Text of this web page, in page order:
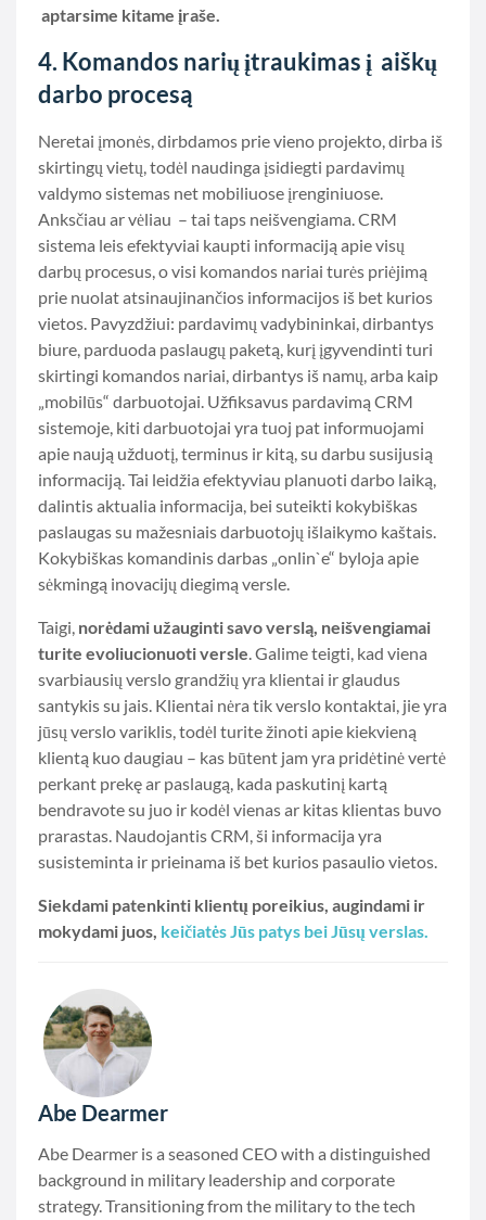
aptarsime kitame įraše.
4. Komandos narių įtraukimas į aiškų
darbo procesą
Neretai įmonės, dirbdamos prie vieno projekto, dirba iš
skirtingų vietų, todėl naudinga įsidiegti pardavimų
valdymo sistemas net mobiliuose įrenginiuose.
Anksčiau ar vėliau – tai taps neišvengiama. CRM
sistema leis efektyviai kaupti informaciją apie visų
darbų procesus, o visi komandos nariai turės priėjimą
prie nuolat atsinaujinančios informacijos iš bet kurios
vietos. Pavyzdžiui: pardavimų vadybininkai, dirbantys
biure, parduoda paslaugų paketą, kurį įgyvendinti turi
skirtingi komandos nariai, dirbantys iš namų, arba kaip
„mobilūs“ darbuotojai. Užfiksavus pardavimą CRM
sistemoje, kiti darbuotojai yra tuoj pat informuojami
apie naują užduotį, terminus ir kitą, su darbu susijusią
informaciją. Tai leidžia efektyviau planuoti darbo laiką,
dalintis aktualia informacija, bei suteikti kokybiškas
paslaugas su mažesniais darbuotojų išlaikymo kaštais.
Kokybiškas komandinis darbas „onlin`e“ byloja apie
sėkmingą inovacijų diegimą versle.
Taigi, norėdami užauginti savo verslą, neišvengiamai
turite evoliucionuoti versle. Galime teigti, kad viena
svarbiausių verslo grandžių yra klientai ir glaudus
santykis su jais. Klientai nėra tik verslo kontaktai, jie yra
jūsų verslo variklis, todėl turite žinoti apie kiekvieną
klientą kuo daugiau – kas būtent jam yra pridėtinė vertė
perkant prekę ar paslaugą, kada paskutinį kartą
bendravote su juo ir kodėl vienas ar kitas klientas buvo
prarastas. Naudojantis CRM, ši informacija yra
susisteminta ir prieinama iš bet kurios pasaulio vietos.
Siekdami patenkinti klientų poreikius, augindami ir
mokydami juos, keičiatės Jūs patys bei Jūsų verslas.
Abe Dearmer
Abe Dearmer is a seasoned CEO with a distinguished
background in military leadership and corporate
strategy. Transitioning from the military to the tech